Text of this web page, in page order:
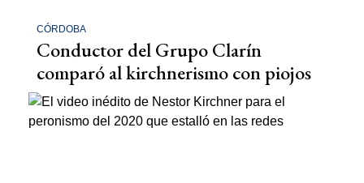
CÓRDOBA
Conductor del Grupo Clarín
comparó al kirchnerismo con piojos